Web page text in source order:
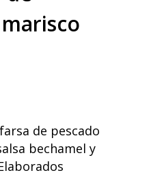
de pescado
bechamel y